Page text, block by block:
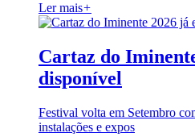
Ler mais+
Cartaz do
disponível
Festival volta em Setembro
instalações e expos